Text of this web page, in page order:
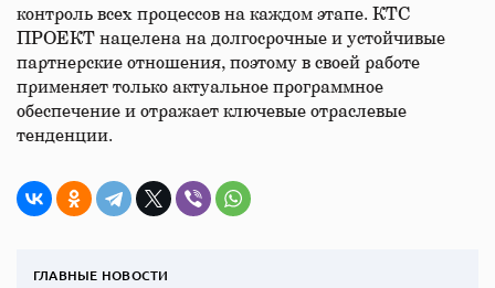
контроль всех процессов на каждом этапе. КТС
ПРОЕКТ нацелена на долгосрочные и устойчивые
партнерские отношения, поэтому в своей работе
применяет только актуальное программное
обеспечение и отражает ключевые отраслевые
тенденции.
ГЛАВНЫЕ НОВОСТИ